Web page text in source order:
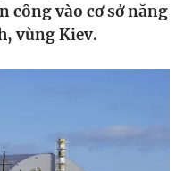
công vào cơ sở năng
vùng Kiev.